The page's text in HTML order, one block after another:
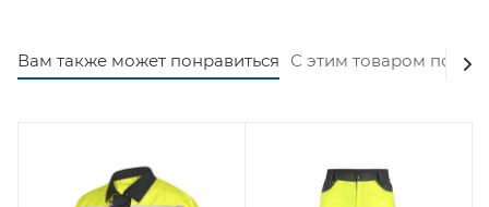
Вам также может понравиться С этим товаром